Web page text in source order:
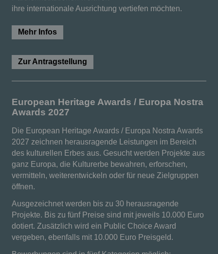
ihre internationale Ausrichtung vertiefen möchten.
Mehr Infos
Zur Antragstellung
European Heritage Awards / Europa Nostra
Awards 2027
Die European Heritage Awards / Europa Nostra Awards
2027 zeichnen herausragende Leistungen im Bereich
des kulturellen Erbes aus. Gesucht werden Projekte aus
ganz Europa, die Kulturerbe bewahren, erforschen,
vermitteln, weiterentwickeln oder für neue Zielgruppen
öffnen.
Ausgezeichnet werden bis zu 30 herausragende
Projekte. Bis zu fünf Preise sind mit jeweils 10.000 Euro
dotiert. Zusätzlich wird ein Public Choice Award
vergeben, ebenfalls mit 10.000 Euro Preisgeld.